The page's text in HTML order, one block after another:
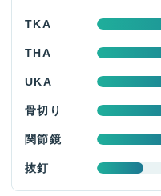
TKA
THA
UKA
骨切り
関節鏡
抜釘